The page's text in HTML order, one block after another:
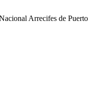
Arrecifes de Puerto